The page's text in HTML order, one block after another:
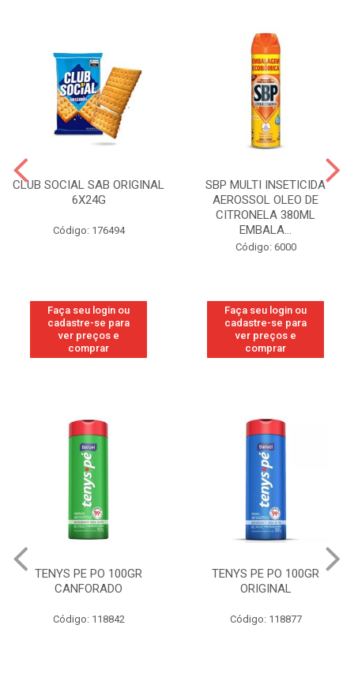
CLUB SOCIAL SAB ORIGINAL
6X24G
Código: 176494
Faça seu login ou
cadastre-se para
ver preços e
comprar
SBP MULTI INSETICIDA
AEROSSOL OLEO DE
CITRONELA 380ML
EMBALA...
Código: 6000
Faça seu login ou
cadastre-se para
ver preços e
comprar
TENYS PE PO 100GR
CANFORADO
Código: 118842
TENYS PE PO 100GR
ORIGINAL
Código: 118877